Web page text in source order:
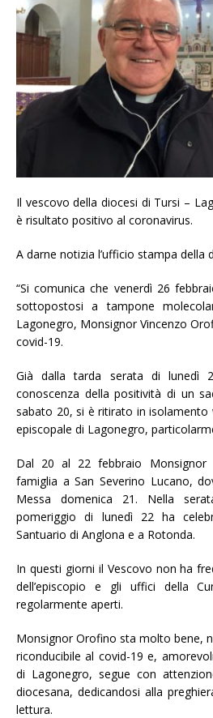
Il vescovo della diocesi di Tursi –
è risultato positivo al coronavirus.
A darne notizia l’ufficio stampa della
“Si comunica che venerdì 26
sottopostosi a tampone
Lagonegro, Monsignor Vincenzo
covid-19.
Già dalla tarda serata di lunedì
conoscenza della positività di un
sabato 20, si è ritirato in isolamento
episcopale di Lagonegro,
Dal 20 al 22 febbraio
famiglia a San Severino Lucano,
Messa domenica 21. Nella
pomeriggio di lunedì 22 ha
Santuario di Anglona e a Rotonda.
In questi giorni il Vescovo non ha
dell’episcopio e gli uffici della
regolarmente aperti.
Monsignor Orofino sta molto bene,
riconducibile al covid-19 e,
di Lagonegro, segue con
diocesana, dedicandosi alla
lettura.